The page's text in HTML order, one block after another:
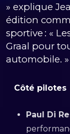
» explique
édition
sportive : «
Graal pour
automobile. »
Côté pilotes
Paul Di